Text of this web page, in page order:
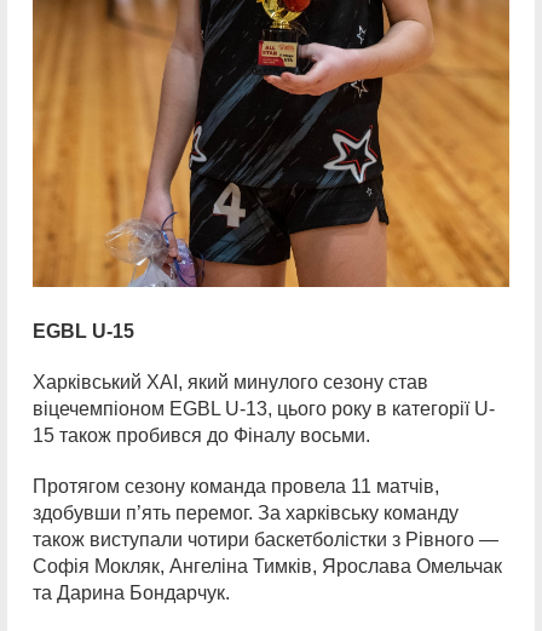
EGBL U-15
Харківський ХАІ, який минулого сезону став
віцечемпіоном EGBL U-13, цього року в категорії U-
15 також пробився до Фіналу восьми.
Протягом сезону команда провела 11 матчів,
здобувши п’ять перемог. За харківську команду
також виступали чотири баскетболістки з Рівного —
Софія Мокляк, Ангеліна Тимків, Ярослава Омельчак
та Дарина Бондарчук.